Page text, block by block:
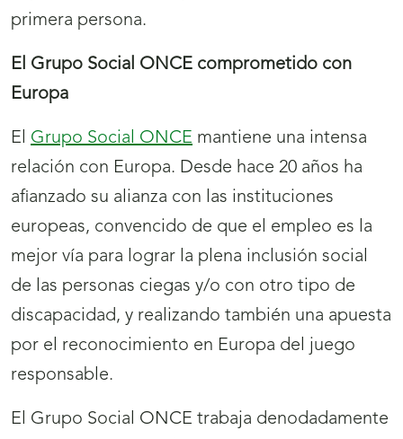
primera persona.
El Grupo Social ONCE comprometido con
Europa
El Grupo Social ONCE mantiene una intensa
relación con Europa. Desde hace 20 años ha
afianzado su alianza con las instituciones
europeas, convencido de que el empleo es la
mejor vía para lograr la plena inclusión social
de las personas ciegas y/o con otro tipo de
discapacidad, y realizando también una apuesta
por el reconocimiento en Europa del juego
responsable.
El Grupo Social ONCE trabaja denodadamente